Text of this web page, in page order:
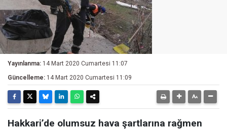
Yayınlanma: 14 Mart 2020 Cumartesi 11:07
Güncelleme: 14 Mart 2020 Cumartesi 11:09
Hakkari’de olumsuz hava şartlarına rağmen